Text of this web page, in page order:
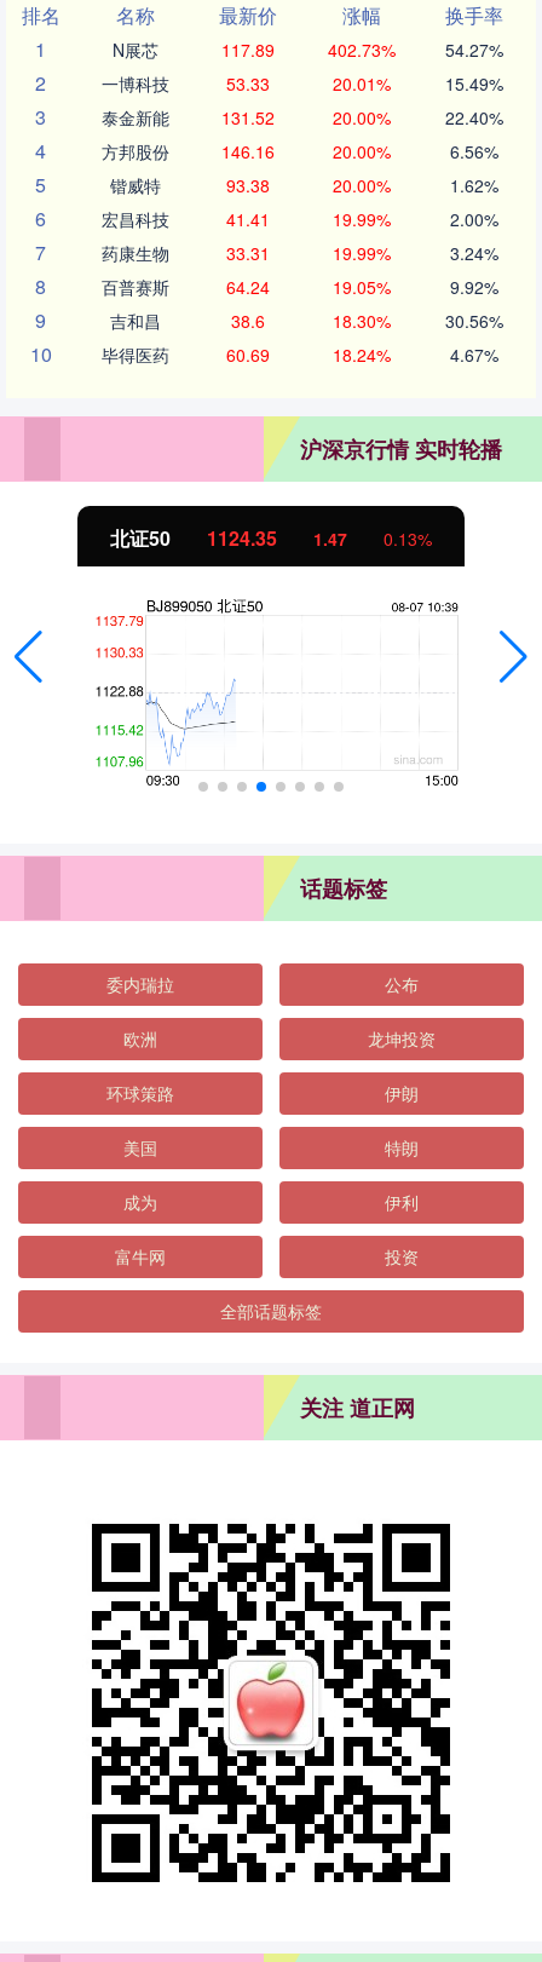
排名
名称 最新价 涨幅
换手率
1
N展芯 117.89 402.73% 54.27%
2 一博科技 53.33 20.01% 15.49%
3 泰金新能 131.52 20.00% 22.40%
4 方邦股份 146.16 20.00% 6.56%
5 锴威特 93.38 20.00% 1.62%
6 宏昌科技 41.41 19.99% 2.00%
7 药康生物 33.31 19.99% 3.24%
8 百普赛斯 64.24 19.05% 9.92%
9 吉和昌 38.6 18.30% 30.56%
10 毕得医药 60.69 18.24% 4.67%
沪深京行情 实时轮播
北证50 1124.35 1.47 0.13%
话题标签
委内瑞拉 公布
欧洲 龙坤投资
环球策路 伊朗
美国 特朗
成为 伊利
富牛网 投资
全部话题标签
关注 道正网